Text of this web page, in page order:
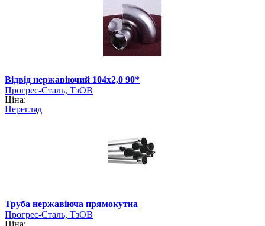
Відвід нержавіючий 104х2,0 90*
Прогрес-Сталь, ТзОВ
Ціна:
Перегляд
Труба нержавіюча прямокутна
Прогрес-Сталь, ТзОВ